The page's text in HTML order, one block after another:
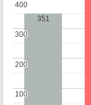
100
100
200
200
300
300
400
400
351